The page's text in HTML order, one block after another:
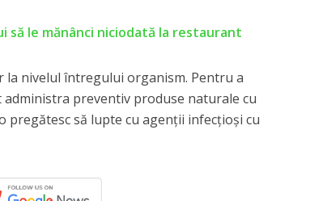
să le mănânci niciodată la restaurant
la nivelul întregului organism. Pentru a
preventiv produse naturale cu
pregătesc să lupte cu agenţii infecţioşi cu